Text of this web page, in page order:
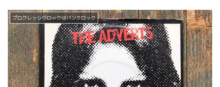
プログレッシヴロックはパンクロック